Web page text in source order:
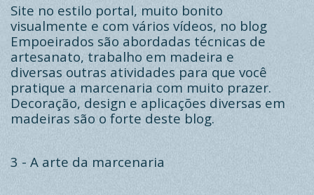
Site no estilo portal, muito bonito
visualmente e com vários vídeos, no blog
Empoeirados são abordadas técnicas de
artesanato, trabalho em madeira e
diversas outras atividades para que você
pratique a marcenaria com muito prazer.
Decoração, design e aplicações diversas em
madeiras são o forte deste blog.
3 - A arte da marcenaria